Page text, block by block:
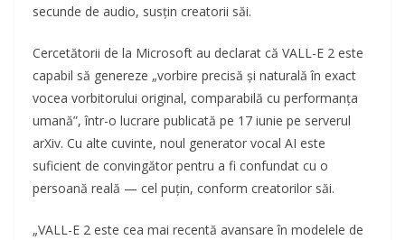
secunde de audio, susțin creatorii săi.
Cercetătorii de la Microsoft au declarat că VALL-E 2 este
capabil să genereze „vorbire precisă și naturală în exact
vocea vorbitorului original, comparabilă cu performanța
umană”, într-o lucrare publicată pe 17 iunie pe serverul
arXiv. Cu alte cuvinte, noul generator vocal AI este
suficient de convingător pentru a fi confundat cu o
persoană reală — cel puțin, conform creatorilor săi.
„VALL-E 2 este cea mai recentă avansare în modelele de